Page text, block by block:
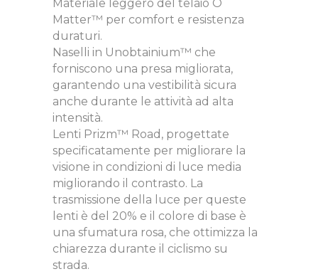
Materiale leggero del telaio O
Matter™ per comfort e resistenza
duraturi.
Naselli in Unobtainium™ che
forniscono una presa migliorata,
garantendo una vestibilità sicura
anche durante le attività ad alta
intensità.
Lenti Prizm™ Road, progettate
specificatamente per migliorare la
visione in condizioni di luce media
migliorando il contrasto. La
trasmissione della luce per queste
lenti è del 20% e il colore di base è
una sfumatura rosa, che ottimizza la
chiarezza durante il ciclismo su
strada.